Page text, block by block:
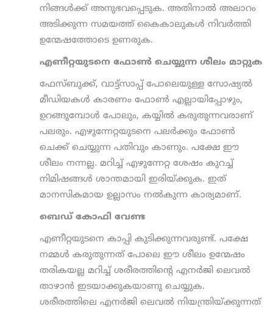
നിങ്ങൾക്ക് അനുഭവപ്പെടുക. അതിനാൽ അലാറം
അടിക്കുന്ന സമയത്ത് കൈകാലുകൾ നിവർത്തി
ഉന്മേഷത്തോടെ ഉണരുക.
എണീറ്റയുടനെ ഫോൺ ചെയ്യുന്ന ശീലം മാറ്റുക
ഫേസ്ബുക്ക്, വാട്ട്സാപ്പ് പോലെയുള്ള സോഷ്യൽ
മീഡിയകൾ കാരണം ഫോൺ എല്ലായിപ്പോഴും,
ഉറങ്ങുമ്പോൾ പോലും, കയ്യിൽ കരുതുന്നവരാണ്
പലരും. എഴുന്നേറ്റയുടനെ പലർക്കും ഫോൺ
ചെക്ക് ചെയ്യുന്ന പതിവും കാണും. പക്ഷേ ഈ
ശീലം നന്നല്ല. മറിച്ച് എഴുന്നേറ്റ ശേഷം കുറച്ച്
നിമിഷങ്ങള്‍ ശാന്തമായി ഇരിയ്ക്കുക. ഇത്
മാനസികമായ ഉല്ലാസം നൽകുന്ന കാര്യമാണ്.
ബെഡ് കോഫി വേണ്ട
എണീറ്റയുടനെ കാപ്പി കുടിക്കുന്നവരുണ്ട്. പക്ഷേ
നമ്മൾ കരുതുന്നത് പോലെ ഈ ശീലം ഉന്മേഷം
തരികയല്ല മറിച്ച് ശരീരത്തിന്‍റെ എനര്‍ജി ലെവല്‍
താഴാന്‍ ഇടയാക്കുകയാണു ചെയ്യുക.
ശരീരത്തിലെ എനര്‍ജി ലെവല്‍ നിയന്ത്രിയ്ക്കുന്നത്